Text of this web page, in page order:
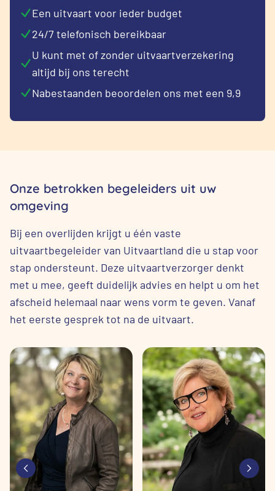
Een uitvaart voor ieder budget
24/7 telefonisch bereikbaar
U kunt met of zonder uitvaartverzekering
altijd bij ons terecht
Nabestaanden beoordelen ons met een 9,9
Onze betrokken begeleiders uit uw
omgeving
Bij een overlijden krijgt u één vaste
uitvaartbegeleider van Uitvaartland die u stap voor
stap ondersteunt. Deze uitvaartverzorger denkt
met u mee, geeft duidelijk advies en helpt u om het
afscheid helemaal naar wens vorm te geven. Vanaf
het eerste gesprek tot na de uitvaart.